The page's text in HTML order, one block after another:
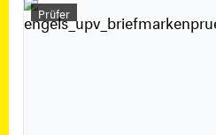
Prüfer